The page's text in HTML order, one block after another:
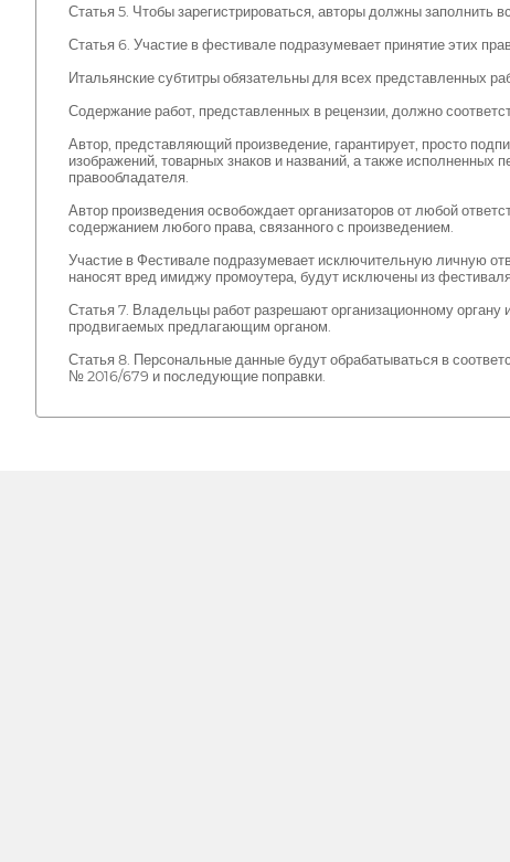
Статья 5. Чтобы зарегистрироваться, авторы должны
Статья 6. Участие в фестивале подразумевает принятие этих
Итальянские субтитры обязательны для всех представленных
Содержание работ, представленных в рецензии, должно
Автор, представляющий произведение, гарантирует, просто
изображений, товарных знаков и названий, а также исполненных
правообладателя.
Автор произведения освобождает организаторов от любой
содержанием любого права, связанного с произведением.
Участие в Фестивале подразумевает исключительную личную
наносят вред имиджу промоутера, будут исключены из
Статья 7. Владельцы работ разрешают организационному
продвигаемых предлагающим органом.
Статья 8. Персональные данные будут обрабатываться в
№ 2016/679 и последующие поправки.